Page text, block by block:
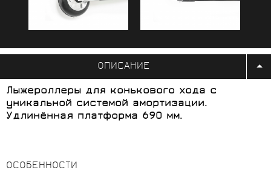
ОПИСАНИЕ
Лыжероллеры для конькового хода с
уникальной системой амортизации.
Удлинённая платформа 690 мм.
ОСОБЕННОСТИ